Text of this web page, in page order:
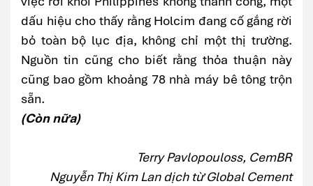
dấu hiệu cho thấy rằng Holcim đang cố gắng rời
bỏ toàn bộ lục địa, không chỉ một thị trường.
Nguồn tin cũng cho biết rằng thỏa thuận này
cũng bao gồm khoảng 78 nhà máy bê tông trộn
sẵn.
(Còn nữa)
Terry Pavlopouloss, CemBR
Nguyễn Thị Kim Lan dịch từ Global Cement